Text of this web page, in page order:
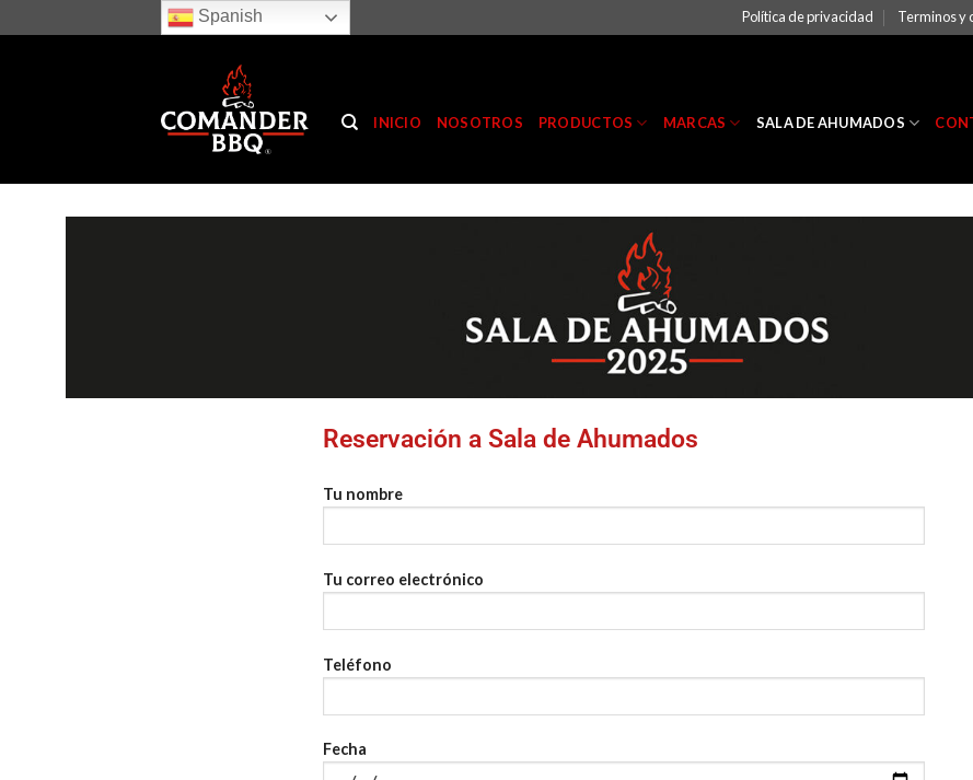
Spanish Política de privacidad Terminos y
INICIO NOSOTROS PRODUCTOS MARCAS SALA DE AHUMADOS
Reservación a Sala de Ahumados
Tu nombre
Tu correo electrónico
Teléfono
Fecha